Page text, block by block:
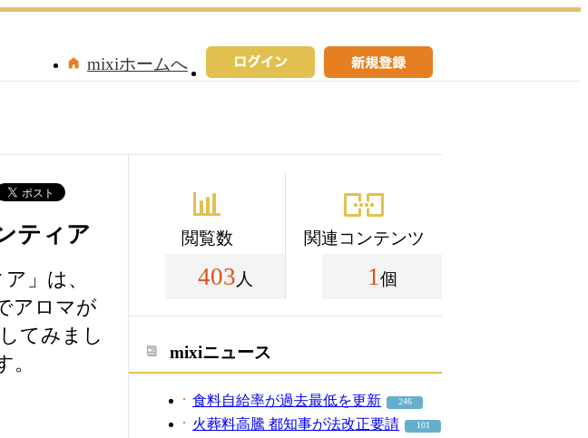
mixiホームへ
ティア
」は、
アロマが
てみまし
閲覧数
403 人
関連コンテンツ
1 個
mixiニュース
食料自給率が過去最低を更新 246
火葬料高騰 都知事が法改正要請 101